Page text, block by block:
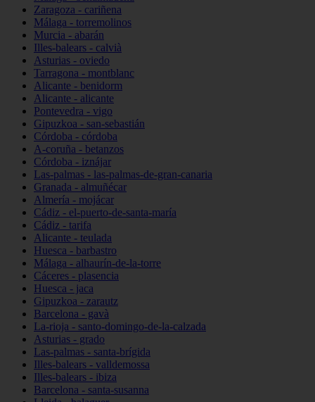
Zaragoza - cariñena
Málaga - torremolinos
Murcia - abarán
Illes-balears - calvià
Asturias - oviedo
Tarragona - montblanc
Alicante - benidorm
Alicante - alicante
Pontevedra - vigo
Gipuzkoa - san-sebastián
Córdoba - córdoba
A-coruña - betanzos
Córdoba - iznájar
Las-palmas - las-palmas-de-gran-canaria
Granada - almuñécar
Almería - mojácar
Cádiz - el-puerto-de-santa-maría
Cádiz - tarifa
Alicante - teulada
Huesca - barbastro
Málaga - alhaurín-de-la-torre
Cáceres - plasencia
Huesca - jaca
Gipuzkoa - zarautz
Barcelona - gavà
La-rioja - santo-domingo-de-la-calzada
Asturias - grado
Las-palmas - santa-brígida
Illes-balears - valldemossa
Illes-balears - ibiza
Barcelona - santa-susanna